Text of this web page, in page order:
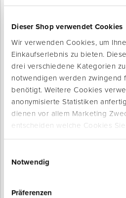
Dieser Shop verwendet Cookies
Wir verwenden Cookies, um
Einkaufserlebnis zu bieten.
drei verschiedene Kategorien
notwendigen werden zwingend
benötigt. Weitere Cookies
anonymisierte Statistiken
dienen vor allem Marketing
entscheiden welche Cookies
Notwendig
Präferenzen
Produkte werden